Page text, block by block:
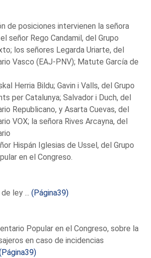
de posiciones intervienen la señora
señor Rego Candamil, del Grupo
los señores Legarda Uriarte, del
Vasco (EAJ-PNV); Matute García de
Herria Bildu; Gavin i Valls, del Grupo
per Catalunya; Salvador i Duch, del
Republicano, y Asarta Cuevas, del
VOX; la señora Rives Arcayna, del
Hispán Iglesias de Ussel, del Grupo
en el Congreso.
ley ...(Página39)
Popular en el Congreso, sobre la
en caso de incidencias